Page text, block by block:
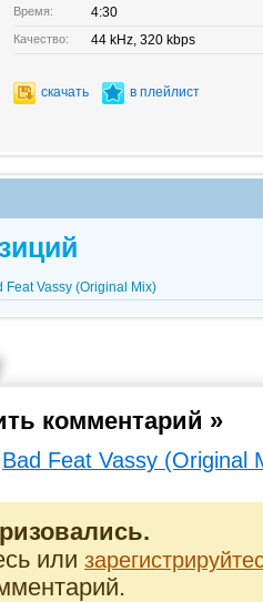
Время: 4:30
Качество: 44 kHz, 320 kbps
скачать в плейлист
Feat Vassy (Original Mix)
комментарий »
Bad Feat Vassy (Original
или